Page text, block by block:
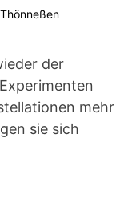
der
mehr
sie sich